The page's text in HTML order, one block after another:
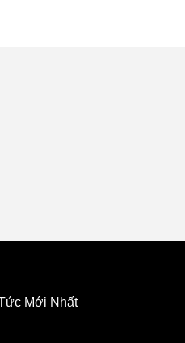
Mới Nhất